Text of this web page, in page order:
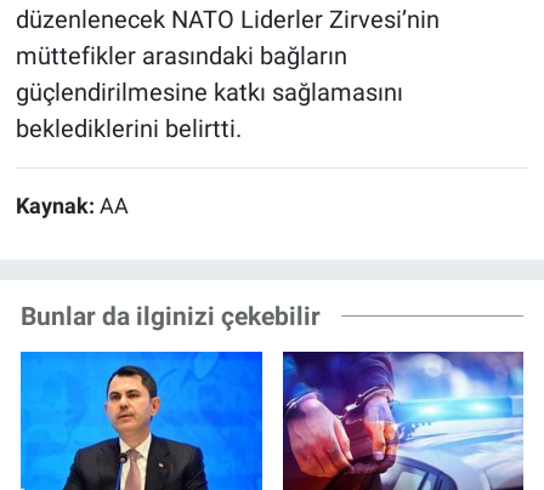
düzenlenecek NATO Liderler Zirvesi’nin
müttefikler arasındaki bağların
güçlendirilmesine katkı sağlamasını
beklediklerini belirtti.
Kaynak: AA
Bunlar da ilginizi çekebilir